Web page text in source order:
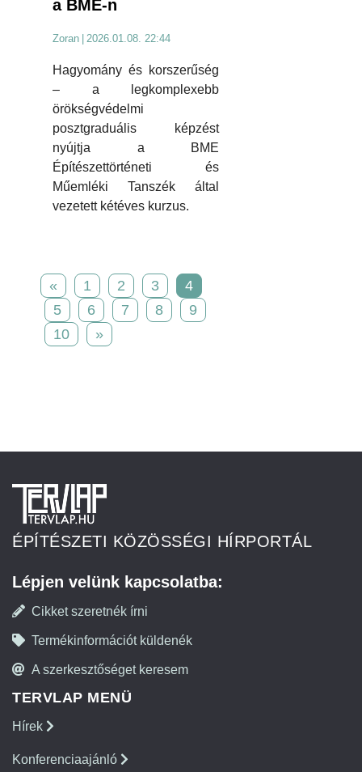
a BME-n
Zoran | 2026.01.08. 22:44
Hagyomány és korszerűség
– a legkomplexebb
örökségvédelmi
posztgraduális képzést
nyújtja a BME
Építészettörténeti és
Műemléki Tanszék által
vezetett kétéves kurzus.
« 1 2 3
4
5
6 7 8
9
10
»
ÉPÍTÉSZETI KÖZÖSSÉGI HÍRPORTÁL
Lépjen velünk kapcsolatba:
Cikket szeretnék írni
Termékinformációt küldenék
A szerkesztőséget keresem
TERVLAP MENÜ
Hírek
Konferenciaajánló